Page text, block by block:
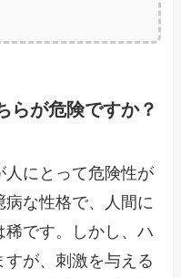
らが危険ですか？
人にとって危険性が
な性格で、人間に
です。しかし、ハ
が、刺激を与える